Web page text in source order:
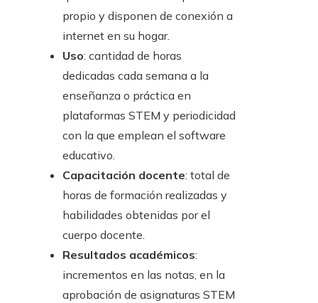
propio y disponen de conexión a
internet en su hogar.
Uso: cantidad de horas
dedicadas cada semana a la
enseñanza o práctica en
plataformas STEM y periodicidad
con la que emplean el software
educativo.
Capacitación docente: total de
horas de formación realizadas y
habilidades obtenidas por el
cuerpo docente.
Resultados académicos:
incrementos en las notas, en la
aprobación de asignaturas STEM